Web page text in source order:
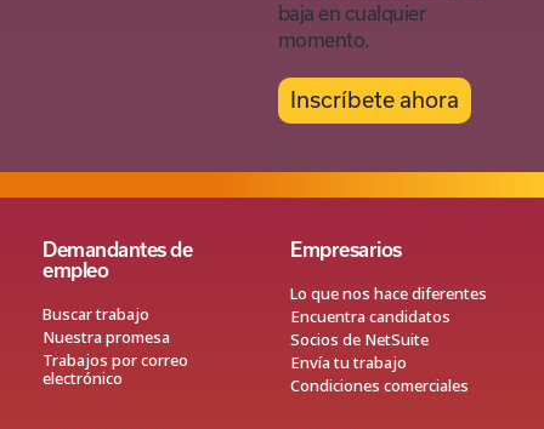
baja en cualquier
momento.
Inscríbete ahora
Demandantes de
empleo
Buscar trabajo
Nuestra promesa
Trabajos por correo
electrónico
Empresarios
Lo que nos hace diferentes
Encuentra candidatos
Socios de NetSuite
Envía tu trabajo
Condiciones comerciales